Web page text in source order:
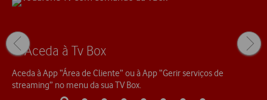
1. Aceda à Tv Box
Aceda à App “Área de Cliente” ou à App “Gerir serviços de
streaming” no menu da sua TV Box.
Previous
page
Next
page